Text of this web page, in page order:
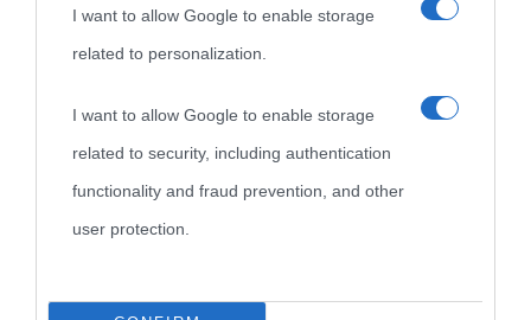
I want to allow Google to enable storage
related to personalization.
I want to allow Google to enable storage
related to security, including authentication
functionality and fraud prevention, and other
user protection.
Biografie più
visitate
Indice dei nomi
Categorie
Onomastico
Film biografici
Aforismi
Privacy policy
Pubblicità
Contatti